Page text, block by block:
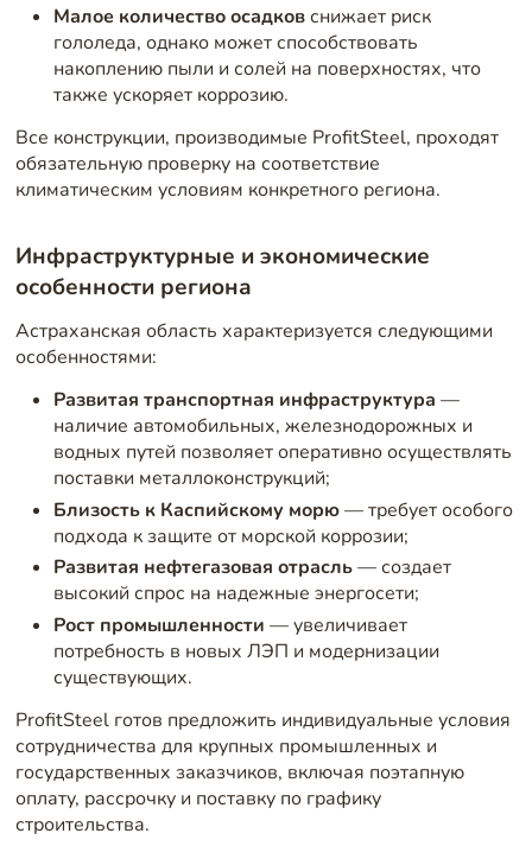
Малое количество осадковснижает риск
гололеда, однако может способствовать
накоплению пыли и солей на поверхностях, что
также ускоряет коррозию.
Все конструкции, производимые ProfitSteel, проходят
обязательную проверку на соответствие
климатическим условиям конкретного региона.
Инфраструктурные и экономические
особенности региона
Астраханская область характеризуется следующими
особенностями:
Развитая транспортная инфраструктура —
наличие автомобильных, железнодорожных и
водных путей позволяет оперативно осуществлять
поставки металлоконструкций;
Близость к Каспийскому морю— требует особого
подхода к защите от морской коррозии;
Развитая нефтегазовая отрасль— создает
высокий спрос на надежные энергосети;
Рост промышленности — увеличивает
потребность в новых ЛЭП и модернизации
существующих.
ProfitSteel готов предложить индивидуальные условия
сотрудничества для крупных промышленных и
государственных заказчиков, включая поэтапную
оплату, рассрочку и поставку по графику
строительства.